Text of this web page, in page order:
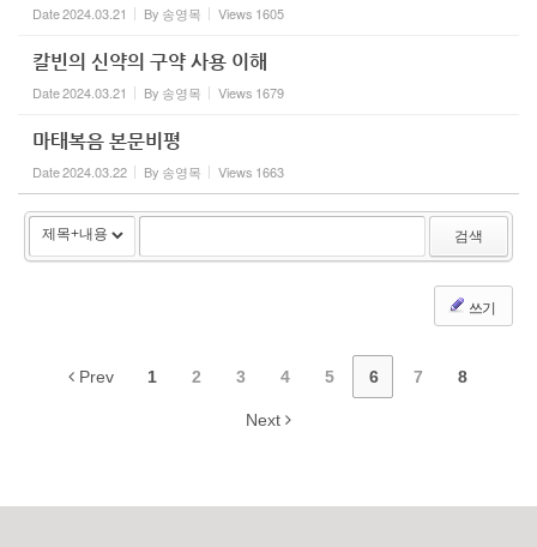
Date2024.03.21 By 송영목 Views 1605
칼빈의 신약의 구약 사용 이해
Date2024.03.21 By 송영목 Views 1679
마태복음 본문비평
Date2024.03.22 By 송영목 Views 1663
검색
쓰기
Prev 1 2 3 4 5 6 7 8
Next